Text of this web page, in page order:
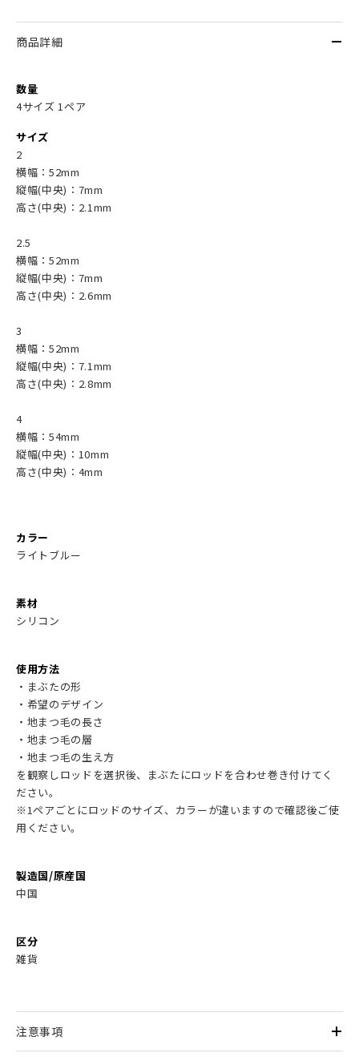
商品詳細
数量
4サイズ 1ペア
サイズ
2
横幅：52mm
縦幅(中央)：7mm
高さ(中央)：2.1mm
2.5
横幅：52mm
縦幅(中央)：7mm
高さ(中央)：2.6mm
3
横幅：52mm
縦幅(中央)：7.1mm
高さ(中央)：2.8mm
4
横幅：54mm
縦幅(中央)：10mm
高さ(中央)：4mm
カラー
ライトブルー
素材
シリコン
使用方法
・まぶたの形
・希望のデザイン
・地まつ毛の長さ
・地まつ毛の層
・地まつ毛の生え方
を観察しロッドを選択後、まぶたにロッドを合わせ巻き付けてく
ださい。
※1ペアごとにロッドのサイズ、カラーが違いますので確認後ご使
用ください。
製造国/原産国
中国
区分
雑貨
注意事項